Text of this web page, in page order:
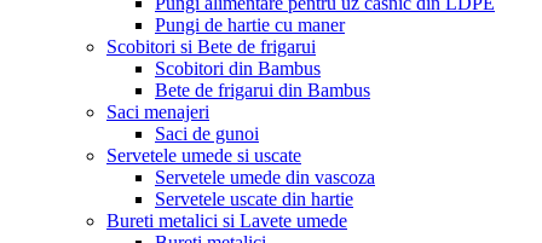
Pungi de hartie cu maner
Scobitori si Bete de frigarui
Scobitori din Bambus
Bete de frigarui din Bambus
Saci menajeri
Saci de gunoi
Servetele umede si uscate
Servetele umede din vascoza
Servetele uscate din hartie
Bureti metalici si Lavete umede